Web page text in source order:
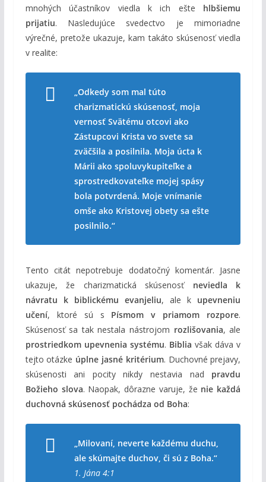
mnohých účastníkov viedla k ich ešte hlbšiemu
prijatiu. Nasledujúce svedectvo je mimoriadne
výrečné, pretože ukazuje, kam takáto skúsenosť viedla
v realite:
„Odkedy som mal túto
charizmatickú skúsenosť, moja
vernosť Svätému otcovi ako
Zástupcovi Krista vo svete sa
zväčšila a posilnila. Moja úcta k
Márii ako spoluvykupiteľke a
sprostredkovateľke mojej spásy
bola potvrdená. Moje vnímanie
omše ako Kristovej obety sa ešte
posilnilo.“
Tento citát nepotrebuje dodatočný komentár. Jasne
ukazuje, že charizmatická skúsenosť neviedla k
návratu k biblickému evanjeliu, ale k upevneniu
učení, ktoré sú s Písmom v priamom rozpore.
Skúsenosť sa tak nestala nástrojom rozlišovania, ale
prostriedkom upevnenia systému. Biblia však dáva v
tejto otázke úplne jasné kritérium. Duchovné prejavy,
skúsenosti ani pocity nikdy nestavia nad pravdu
Božieho slova. Naopak, dôrazne varuje, že nie každá
duchovná skúsenosť pochádza od Boha:
„Milovaní, neverte každému duchu,
ale skúmajte duchov, či sú z Boha.“
1. Jána 4:1